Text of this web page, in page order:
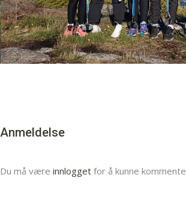
Anmeldelse
Du må væreinnlogget for å kunne